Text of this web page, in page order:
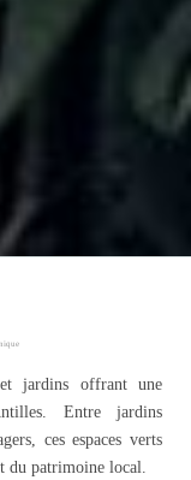
jardins offrant une
Entre jardins
ces espaces verts
du patrimoine local.